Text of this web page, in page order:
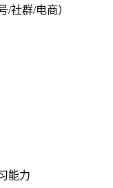
/社群/电商）
能力